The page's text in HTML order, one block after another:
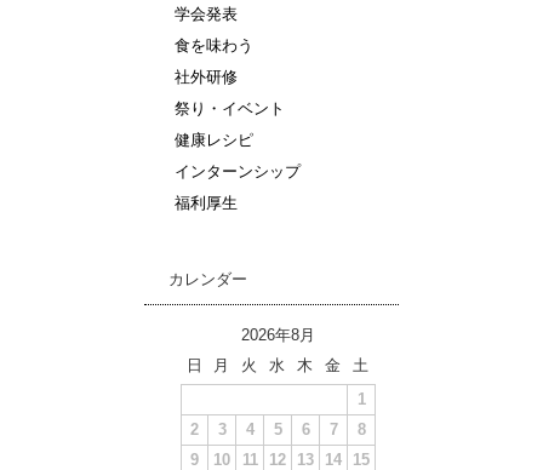
学会発表
食を味わう
社外研修
祭り・イベント
健康レシピ
インターンシップ
福利厚生
カレンダー
2026年8月
日
月 火 水 木 金
土
1
2
3 4 5 6 7
8
9
10 11 12 13 14
15